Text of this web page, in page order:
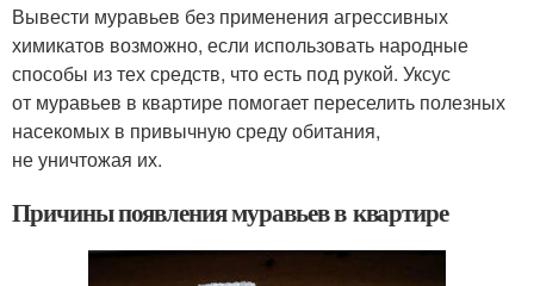
Вывести муравьев без применения агрессивных
химикатов возможно, если использовать народные
способы из тех средств, что есть под рукой. Уксус
от муравьев в квартире помогает переселить полезных
насекомых в привычную среду обитания,
не уничтожая их.
Причины появления муравьев в квартире